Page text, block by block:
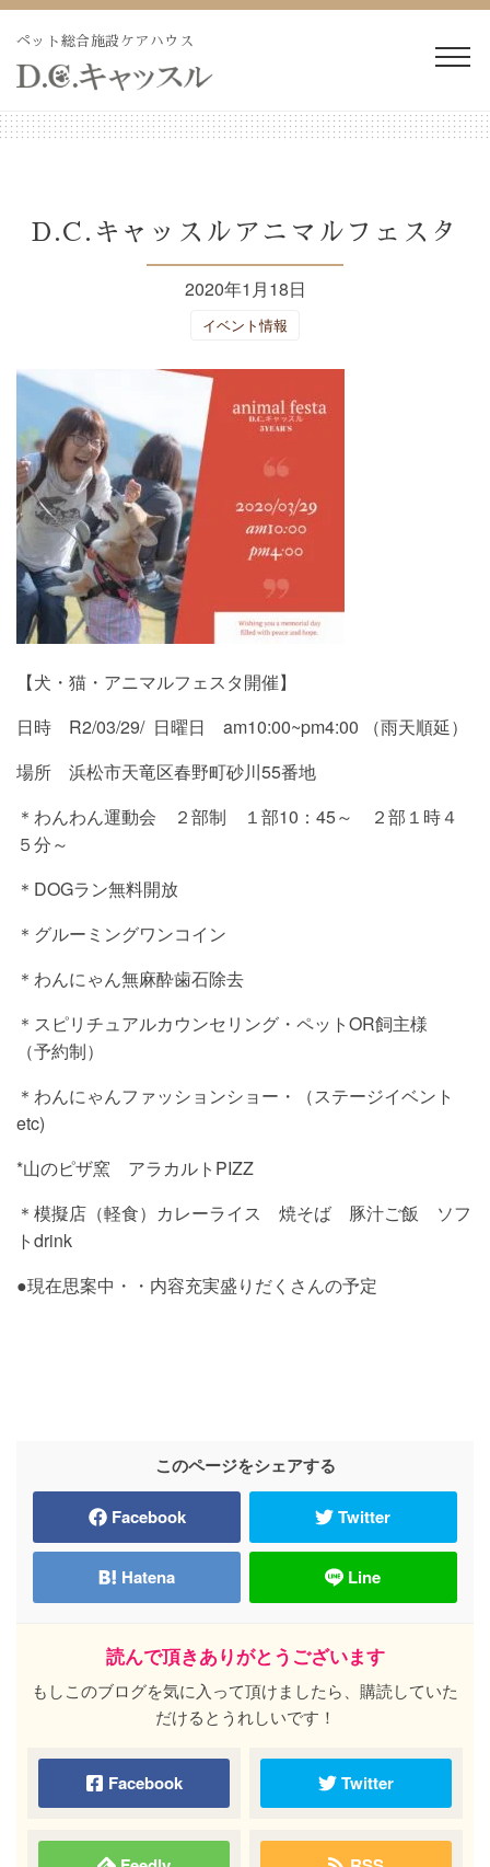
Skip
content
ペット総合施設ケアハウス
り
ペット訪問火葬・葬儀 ドッグラン
よくあるご質問 ブログ
会社概要
D.C.キャッスルアニマルフェスタ
2020年1月18日
イベント情報
【犬・猫・アニマルフェスタ開催】
日時 R2/03/29/ 日曜日 am10:00~pm4:00 （雨天順延）
場所 浜松市天竜区春野町砂川55番地
＊わんわん運動会 ２部制 １部10：45～ ２部１時４
５分～
＊DOGラン無料開放
＊グルーミングワンコイン
＊わんにゃん無麻酔歯石除去
＊スピリチュアルカウンセリング・ペットOR飼主様
（予約制）
＊わんにゃんファッションショー・（ステージイベント
etc)
*山のピザ窯 アラカルトPIZZ
＊模擬店（軽食）カレーライス 焼そば 豚汁ご飯 ソフ
トdrink
●現在思案中・・内容充実盛りだくさんの予定
このページをシェアする
Facebook Twitter
Hatena Line
読んで頂きありがとうございます
もしこのブログを気に入って頂けましたら、購読していた
だけるとうれしいです！
Facebook Twitter